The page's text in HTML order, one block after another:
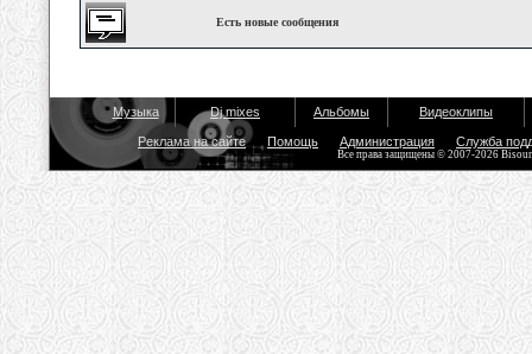
Есть новые сообщения
Музыка Dj mixes Альбомы Видеоклипы
Реклама на сайте Помощь Администрация Служба
Все права защищены © 2007-2026